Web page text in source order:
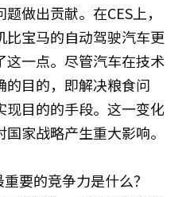
做出贡献。在CES上，
宝马的自动驾驶汽车更
这一点。尽管汽车在技术
的目的，即解决粮食问
目的的手段。这一变化
家战略产生重大影响。
要的竞争力是什么？